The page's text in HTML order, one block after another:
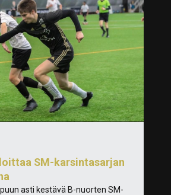
SM-karsintasarjan
asti kestävä B-nuorten SM-